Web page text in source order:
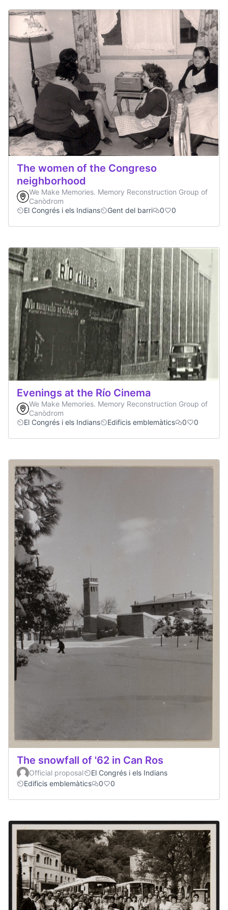
The women of the Congreso
neighborhood
We Make Memories. Memory Reconstruction Group of
Canòdrom
El Congrés i els Indians
Gent del barri 0 0
Evenings at the Río Cinema
We Make Memories. Memory Reconstruction Group of
Canòdrom
El Congrés i els Indians
Edificis emblemàtics 0 0
The snowfall of '62 in Can Ros
Official proposal
El Congrés i els Indians
Edificis emblemàtics
0 0